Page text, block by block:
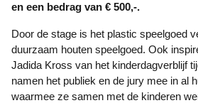
en een bedrag van € 500,-.
Door de stage is het plastic speelgoed vervangen door
duurzaam houten speelgoed. Ook
Jadida Kross van het kinderdagverblijf
namen het publiek en de jury mee in al
waarmee ze samen met de kinderen